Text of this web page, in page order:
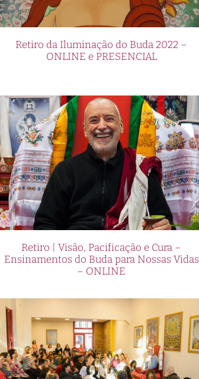
Retiro da Iluminação do Buda 2022 –
ONLINE e PRESENCIAL
Retiro | Visão, Pacificação e Cura –
Ensinamentos do Buda para Nossas Vidas
– ONLINE